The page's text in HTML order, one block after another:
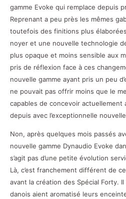
gamme Evoke qui remplace depuis
Reprenant a peu près les mêmes
toutefois des finitions plus
noyer et une nouvelle technologie
plus opaque et moins sensible aux
pris de réflexion face à ces
nouvelle gamme ayant pris un peu
ne pouvait pas offrir moins que le
capables de concevoir actuellement
depuis avec l’exceptionnelle
Non, après quelques mois passés
nouvelle gamme Dynaudio Evoke
s’agit pas d’une petite évolution
Là, c’est franchement différent de
avant la création des Spécial Forty.
danois aient aromatisé leurs